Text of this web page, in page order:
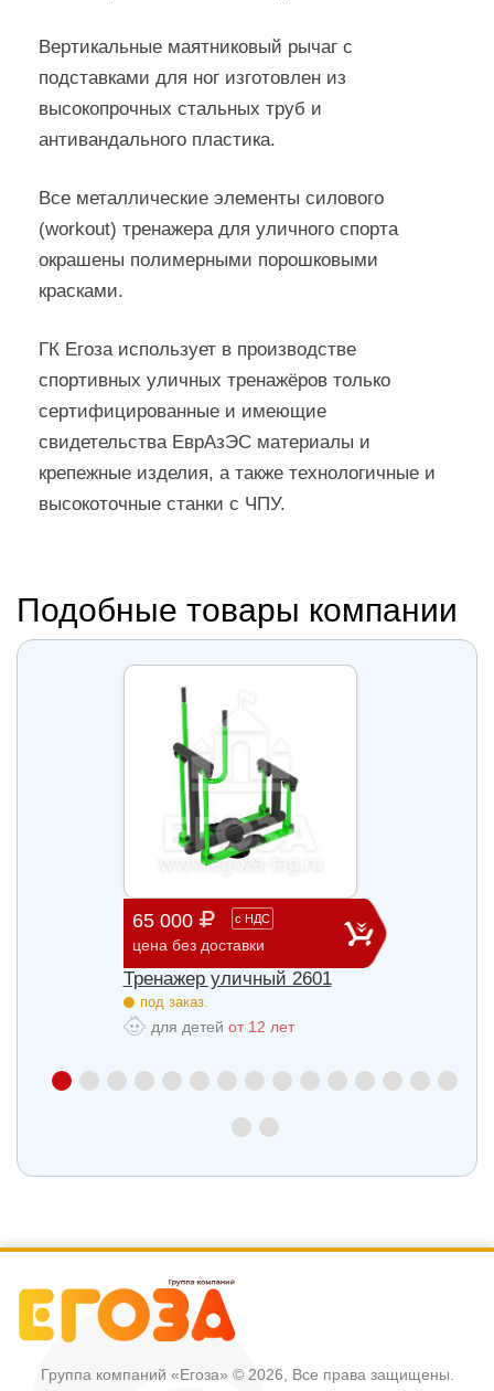
Вертикальные маятниковый рычаг с
подставками для ног изготовлен из
высокопрочных стальных труб и
антивандального пластика.
Все металлические элементы силового
(workout) тренажера для уличного спорта
окрашены полимерными порошковыми
красками.
ГК Егоза использует в производстве
спортивных уличных тренажёров только
сертифицированные и имеющие
свидетельства ЕврАзЭС материалы и
крепежные изделия, а также технологичные и
высокоточные станки с ЧПУ.
Подобные товары компании
65 000 с НДС
цена без доставки
Тренажер уличный 2601
под заказ.
для детей от 12 лет
Группа компаний «Егоза» © 2026, Все права защищены.